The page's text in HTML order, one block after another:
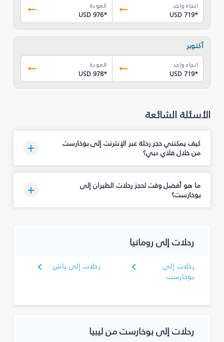
اتجاه واحد
USD 719*
العودة
USD 976*
أكتوبر
اتجاه واحد
USD 719*
العودة
USD 978*
الأسئلة الشائعة
كيف يمكنني حجز رحلة عبر الإنترنت إلى بوخارست
من خلال فلاي دبي؟
ما هو أفضل وقت لحجز رحلات الطيران إلى
بوخارست؟
رحلات إلى رومانيا
رحلات إلى
بوخارست
رحلات إلى ياش
رحلات إلى بوخارست من ليبيا